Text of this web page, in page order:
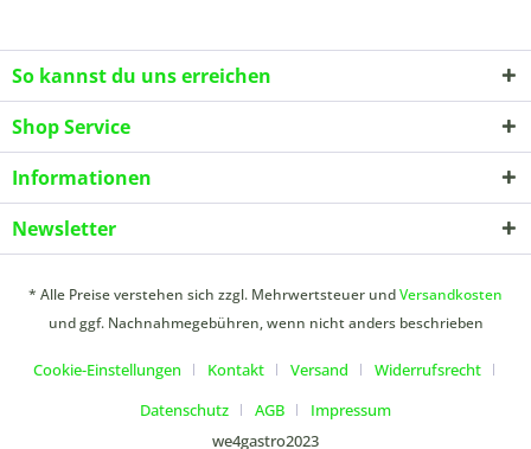
So kannst du uns erreichen
Shop Service
Informationen
Newsletter
* Alle Preise verstehen sich zzgl. Mehrwertsteuer undVersandkosten
und ggf. Nachnahmegebühren, wenn nicht anders beschrieben
Cookie-Einstellungen Kontakt Versand
Widerrufsrecht
Datenschutz
AGB
Impressum
we4gastro2023